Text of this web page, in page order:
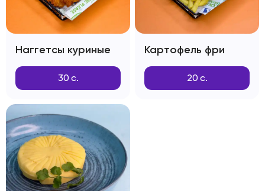
Наггетсы куриные
30 с.
Картофель фри
20 с.